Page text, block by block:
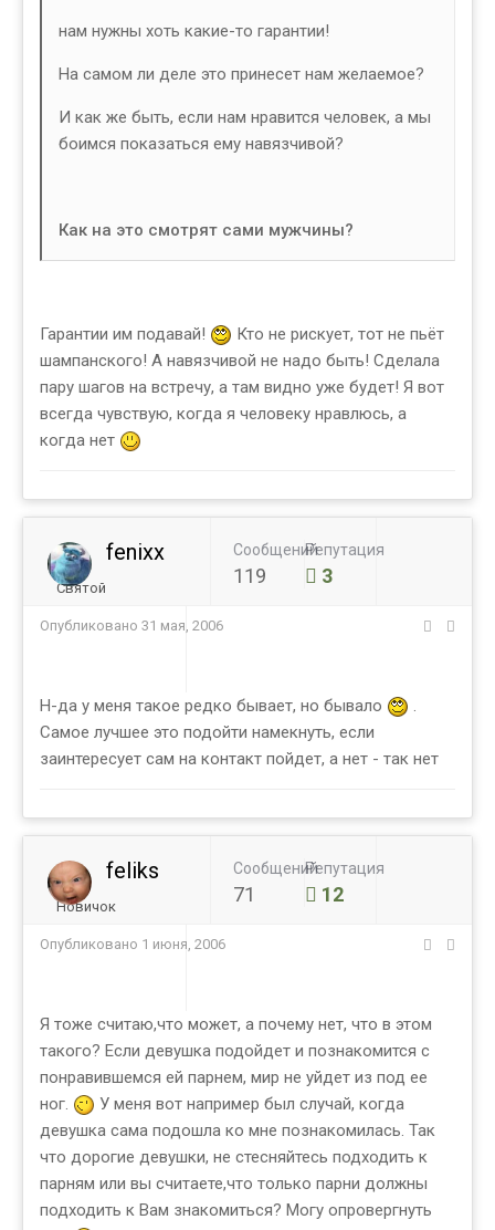
нам нужны хоть какие-то гарантии!
На самом ли деле это принесет нам желаемое?
И как же быть, если нам нравится человек, а мы
боимся показаться ему навязчивой?
Как на это смотрят сами мужчины?
Гарантии им подавай!
Кто не рискует, тот не пьёт
шампанского! А навязчивой не надо быть! Сделала
пару шагов на встречу, а там видно уже будет! Я вот
всегда чувствую, когда я человеку нравлюсь, а
когда нет
fenixx
Святой
Сообщений
119
Репутация
3
Опубликовано 31 мая, 2006
Н-да у меня такое редко бывает, но бывало
.
Самое лучшее это подойти намекнуть, если
заинтересует сам на контакт пойдет, а нет - так нет
feliks
Новичок
Сообщений
71
Репутация
12
Опубликовано 1 июня, 2006
Я тоже считаю,что может, а почему нет, что в этом
такого? Если девушка подойдет и познакомится с
понравившемся ей парнем, мир не уйдет из под ее
ног.
У меня вот например был случай, когда
девушка сама подошла ко мне познакомилась. Так
что дорогие девушки, не стесняйтесь подходить к
парням или вы считаете,что только парни должны
подходить к Вам знакомиться? Могу опровергнуть